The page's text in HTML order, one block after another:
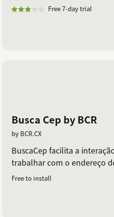
Free 7-day trial
Busca Cep by BCR
by BCR.CX
BuscaCep facilita a
trabalhar com o endereço
Free to install